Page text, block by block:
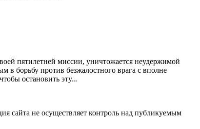
пятилетней миссии, уничтожается неудержимой
в борьбу против безжалостного врага с вполне
остановить эту...
сайта не осуществляет контроль над публикуемым